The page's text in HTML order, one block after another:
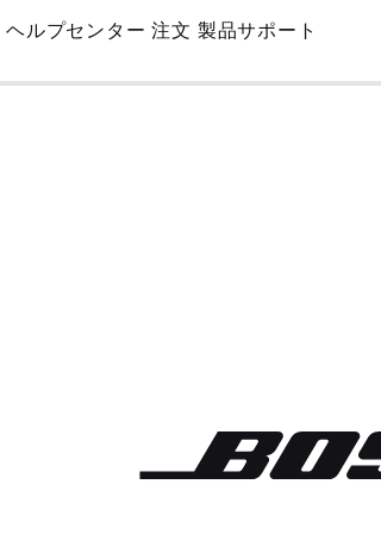
Skip
Main
ヘルプセンター 注文 製品サポート